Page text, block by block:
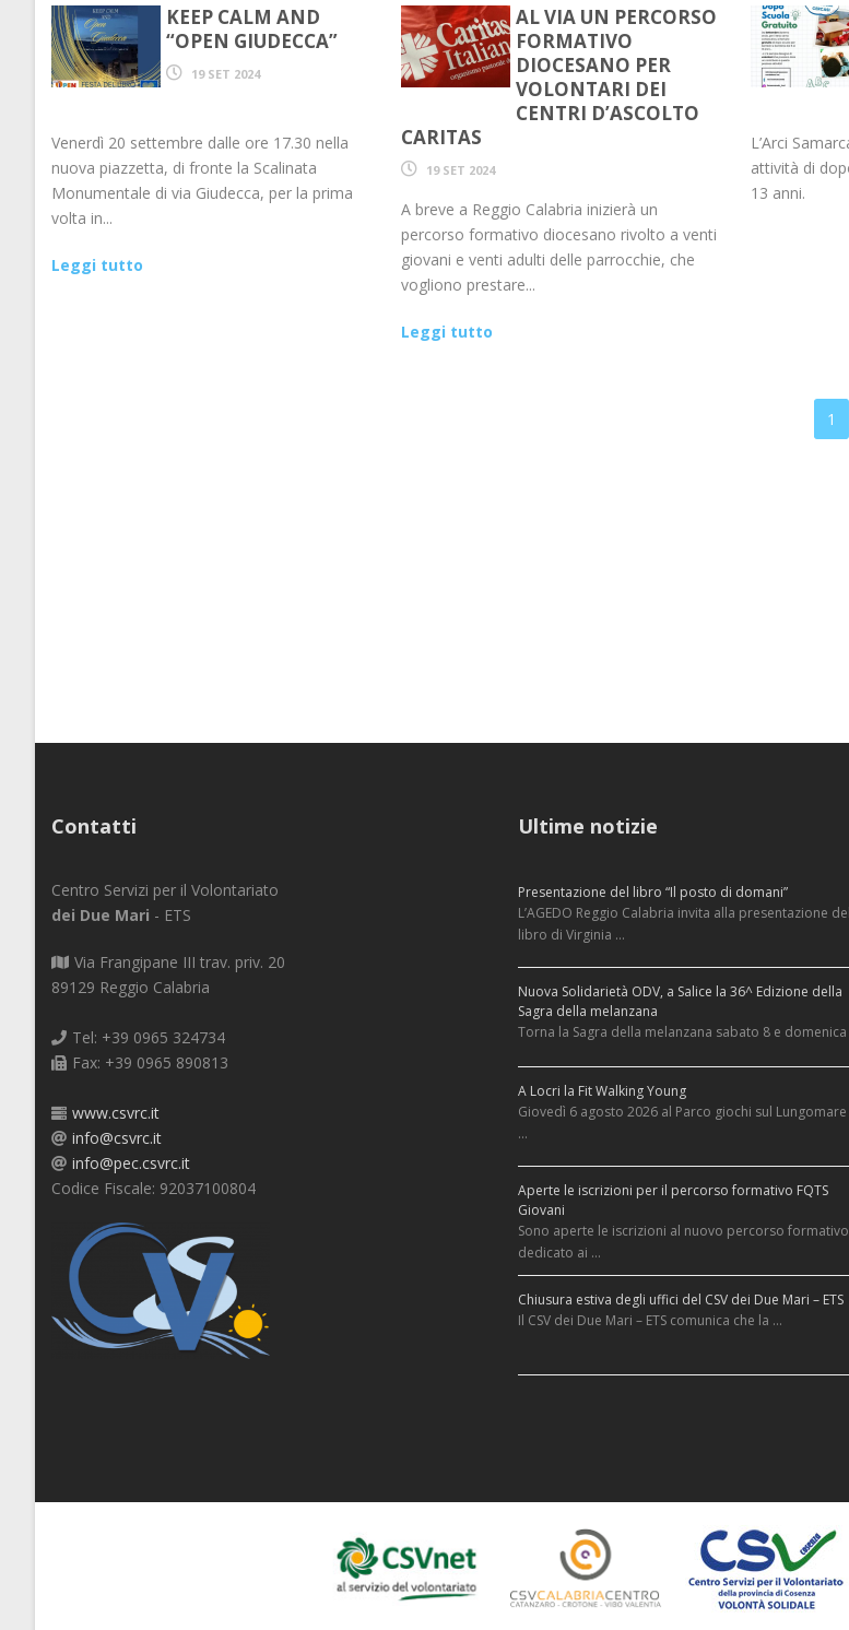
KEEP CALM AND
“OPEN GIUDECCA”
19 SET 2024
Venerdì 20 settembre dalle ore 17.30 nella
nuova piazzetta, di fronte la Scalinata
Monumentale di via Giudecca, per la prima
volta in...
Leggi tutto
AL VIA UN PERCORSO
FORMATIVO
DIOCESANO PER
VOLONTARI DEI
CENTRI D’ASCOLTO
CARITAS
19 SET 2024
A breve a Reggio Calabria inizierà un
percorso formativo diocesano rivolto a venti
giovani e venti adulti delle parrocchie, che
vogliono prestare...
Leggi tutto
L’Arci
attività di
13 anni.
1
Contatti
Centro Servizi per il Volontariato
dei Due Mari - ETS
Via Frangipane III trav. priv. 20
89129 Reggio Calabria
Tel: +39 0965 324734
Fax: +39 0965 890813
www.csvrc.it
info@csvrc.it
info@pec.csvrc.it
Codice Fiscale: 92037100804
Ultime notizie
Presentazione del libro “Il posto di domani”
L’AGEDO Reggio Calabria invita alla presentazione del
libro di Virginia …
Nuova Solidarietà ODV, a Salice la 36^ Edizione della
Sagra della melanzana
Torna la Sagra della melanzana sabato 8 e
A Locri la Fit Walking Young
Giovedì 6 agosto 2026 al Parco giochi sul
…
Aperte le iscrizioni per il percorso formativo FQTS
Giovani
Sono aperte le iscrizioni al nuovo percorso formativo
dedicato ai …
Chiusura estiva degli uffici del CSV dei Due Mari – ETS
Il CSV dei Due Mari – ETS comunica che la …